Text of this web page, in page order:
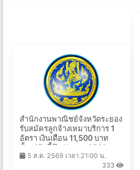
สำนักงานพาณิชย์จังหวัดระยอง
รับสมัครลูกจ้างเหมาบริการ 1
อัตรา เงินเดือน 11,500 บาท
ตั้งแต่บัดนี้ถึง 11 ส.ค. 2569
5 ส.ค. 2569 เวลา 21:00 น.
333